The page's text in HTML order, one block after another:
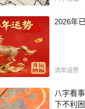
2026年
流年运势
八字看
下不利困